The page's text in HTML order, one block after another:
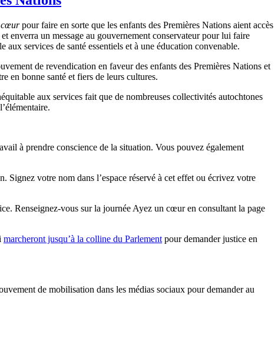
cœurpour faire en sorte que les enfants des Premières Nations aient accès
enverra un message au gouvernement conservateur pour lui faire
aux services de santé essentiels et à une éducation convenable.
de revendication en faveur des enfants des Premières Nations et
en bonne santé et fiers de leurs cultures.
aux services fait que de nombreuses collectivités autochtones
à prendre conscience de la situation. Vous pouvez également
votre nom dans l’espace réservé à cet effet ou écrivez votre
Renseignez-vous sur la journée Ayez un cœur en consultant la page
marcheront jusqu’à la colline du Parlement pour demander justice en
de mobilisation dans les médias sociaux pour demander au